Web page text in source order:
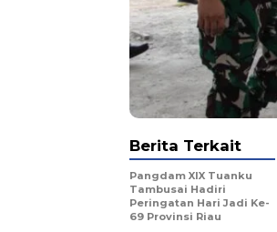
Berita Terkait
Pangdam XIX Tuanku
Tambusai Hadiri
Peringatan Hari Jadi Ke-
69 Provinsi Riau